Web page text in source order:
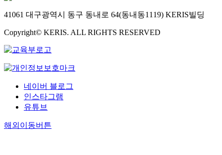
41061 대구광역시 동구 동내로 64(동내동1119) KERIS빌딩
Copyright© KERIS. ALL RIGHTS RESERVED
네이버 블로그
인스타그램
유튜브
해외이동버튼